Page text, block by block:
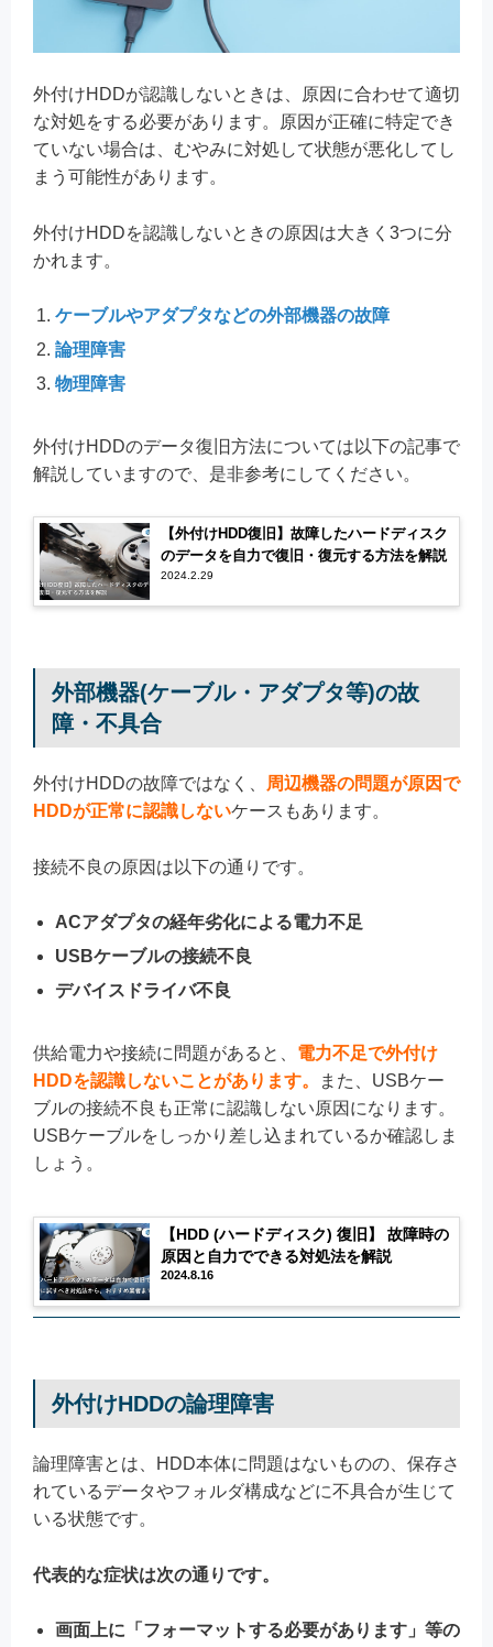
外付けHDDが認識しないときは、原因に合わせて適切
な対処をする必要があります。原因が正確に特定でき
ていない場合は、むやみに対処して状態が悪化してし
まう可能性があります。
外付けHDDを認識しないときの原因は大きく3つに分
かれます。
ケーブルやアダプタなどの外部機器の故障
論理障害
物理障害
外付けHDDのデータ復旧方法については以下の記事で
解説していますので、是非参考にしてください。
【外付けHDD復旧】故障したハードディスク
のデータを自力で復旧・復元する方法を解説
2024.2.29
外部機器(ケーブル・アダプタ等)の故
障・不具合
外付けHDDの故障ではなく、
周辺機器の問題が原因で
HDDが正常に認識しないケースもあります。
接続不良の原因は以下の通りです。
ACアダプタの経年劣化による電力不足
USBケーブルの接続不良
デバイスドライバ不良
供給電力や接続に問題があると、 電力不足で外付け
HDDを認識しないことがあります。
また、USBケー
ブルの接続不良も正常に認識しない原因になります。
USBケーブルをしっかり差し込まれているか確認しま
しょう。
【HDD (ハードディスク) 復旧】 故障時の
原因と自力でできる対処法を解説
2024.8.16
外付けHDDの論理障害
論理障害とは、HDD本体に問題はないものの、保存さ
れているデータやフォルダ構成などに不具合が生じて
いる状態です。
代表的な症状は次の通りです。
画面上に「フォーマットする必要があります」等の